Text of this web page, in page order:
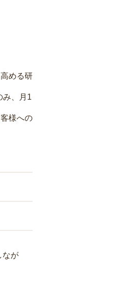
める研
み、月1
様への
なが